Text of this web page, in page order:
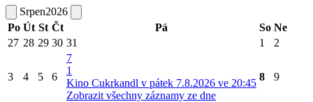
Srpen2026
Po Út St Čt Pá So Ne
27 28 29 30 31 1 2
3 4 5 6
7
1
Kino Cukrkandl v pátek 7.8.2026 ve 20:45
Zobrazit všechny záznamy ze dne
8 9